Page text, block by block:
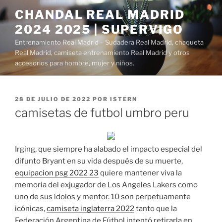
Saltar
al
contenido
CHANDAL REAL MADRID
2024 2025 | SUPERVIGO
Entrenamiento Real Madrid – Sudadera Real Madrid, chaqueta
Real Madrid, camiseta entrenamiento Real Madrid y otros
accesorios para hombre, mujer y niños.
PUBLICADO
28 DE JULIO DE 2022 POR ISTERN
camisetas de futbol umbro peru
Irging, que siempre ha alabado el impacto especial del
difunto Bryant en su vida después de su muerte,
equipacion psg 2022 23 quiere mantener viva la
memoria del exjugador de Los Angeles Lakers como
uno de sus ídolos y mentor. 10 son perpetuamente
icónicas,camiseta inglaterra 2022tanto que la